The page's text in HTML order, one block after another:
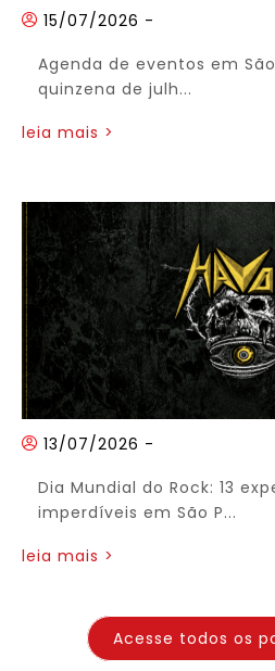
15/07/2026 -
Agenda de eventos em
quinzena de julh...
leia mais >
13/07/2026 -
Dia Mundial do Rock: 13
imperdíveis em São P...
leia mais >
Acesse todos os